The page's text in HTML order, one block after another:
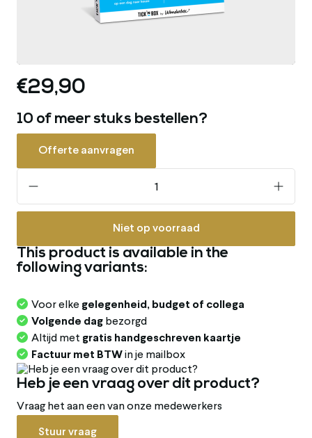
€29,90
10 of meer stuks bestellen?
Offerte aanvragen
Niet op voorraad
This product is available in the
following variants:
Voor elke gelegenheid, budget of collega
Volgende dag bezorgd
Altijd met gratis handgeschreven kaartje
Factuur met BTW in je mailbox
Heb je een vraag over dit product?
Vraag het aan een van onze medewerkers
Stuur vraag